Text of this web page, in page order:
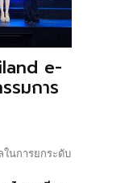
e-
รมการ
นการยกระดับ